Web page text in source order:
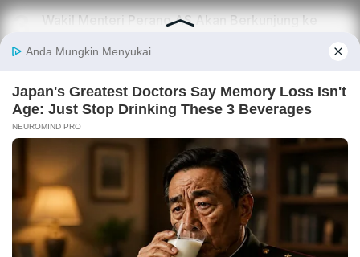
Wakil Menteri Perang AS Akan Berkunjung ke
Aset Rp 425 Miliar Disita
Bank Jakarta Perkuat Fondasi Transformasi
Berkelanjutan